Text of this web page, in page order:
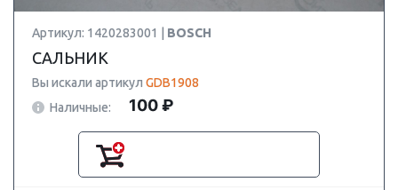
Артикул: 1420283001 | BOSCH
САЛЬНИК
Вы искали артикул GDB1908
Наличные:
100 ₽